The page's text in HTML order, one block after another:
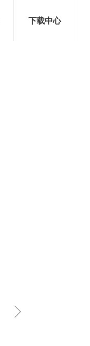
下载中心
ꁇ